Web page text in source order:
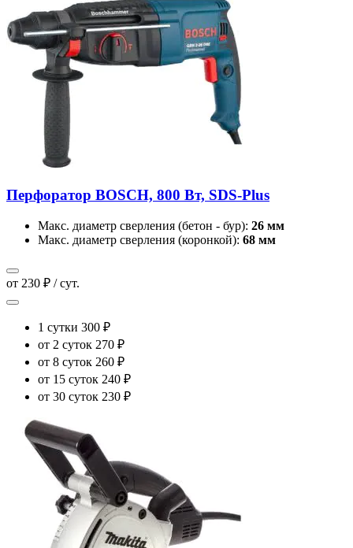
Перфоратор BOSCH, 800 Вт, SDS-Plus
Макс. диаметр сверления (бетон - бур): 26 мм
Макс. диаметр сверления (коронкой): 68 мм
от 230 ₽ / сут.
1 сутки 300 ₽
от 2 суток 270 ₽
от 8 суток 260 ₽
от 15 суток 240 ₽
от 30 суток 230 ₽